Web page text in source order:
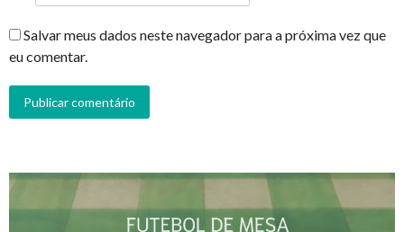
Salvar meus dados neste navegador para a próxima vez que
eu comentar.